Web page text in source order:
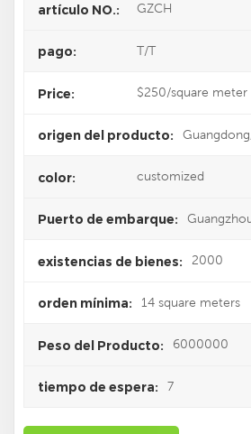
artículo NO.: GZCH
pago: T/T
Price: $250/square meter
origen del producto:
color: customized
Puerto de embarque:
existencias de bienes: 2000
orden mínima: 14 square meters
Peso del Producto: 6000000
tiempo de espera: 7